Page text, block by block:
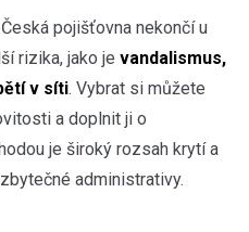
pojišťovna nekončí u
rizika, jako je vandalismus,
v síti. Vybrat si můžete
a doplnit ji o
je široký rozsah krytí a
administrativy.